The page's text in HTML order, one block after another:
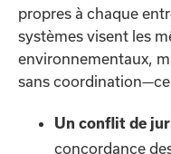
propres à chaque
systèmes visent les
environnementaux,
sans
Un conflit de
concordance